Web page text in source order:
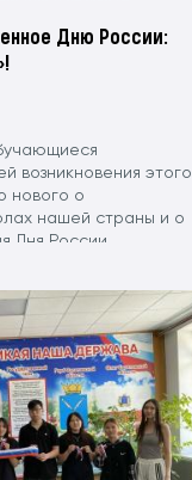
Дню России:
возникновения этого
нового о
нашей страны и о
Дня России.